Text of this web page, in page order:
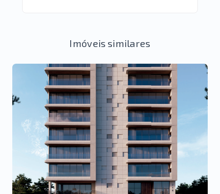
Imóveis similares